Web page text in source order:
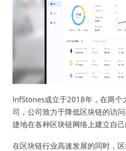
InfStones成立于2018年，在两个
司，公司致力于降低区块链的访
捷地在各种区块链网络上建立自己
在区块链行业高速发展的同时，